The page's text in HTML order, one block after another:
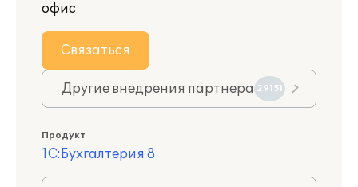
офис
Связаться
Другие внедрения партнера 29151
Продукт
1С:Бухгалтерия 8